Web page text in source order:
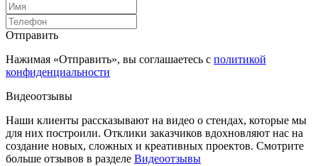
Отправить
Нажимая «Отправить», вы соглашаетесь с политикой
конфиденциальности
Видеоотзывы
Наши клиенты рассказывают на видео о стендах, которые мы
для них построили. Отклики заказчиков вдохновляют нас на
создание новых, сложных и креативных проектов. Смотрите
больше отзывов в разделе Видеоотзывы